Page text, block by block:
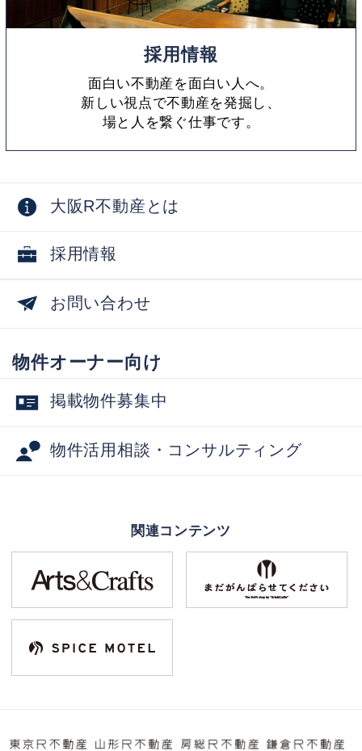
採用情報
面白い不動産を面白い人へ。
新しい視点で不動産を発掘し、
場と人を繋ぐ仕事です。
大阪R不動産とは
採用情報
お問い合わせ
物件オーナー向け
掲載物件募集中
物件活用相談・コンサルティング
関連コンテンツ